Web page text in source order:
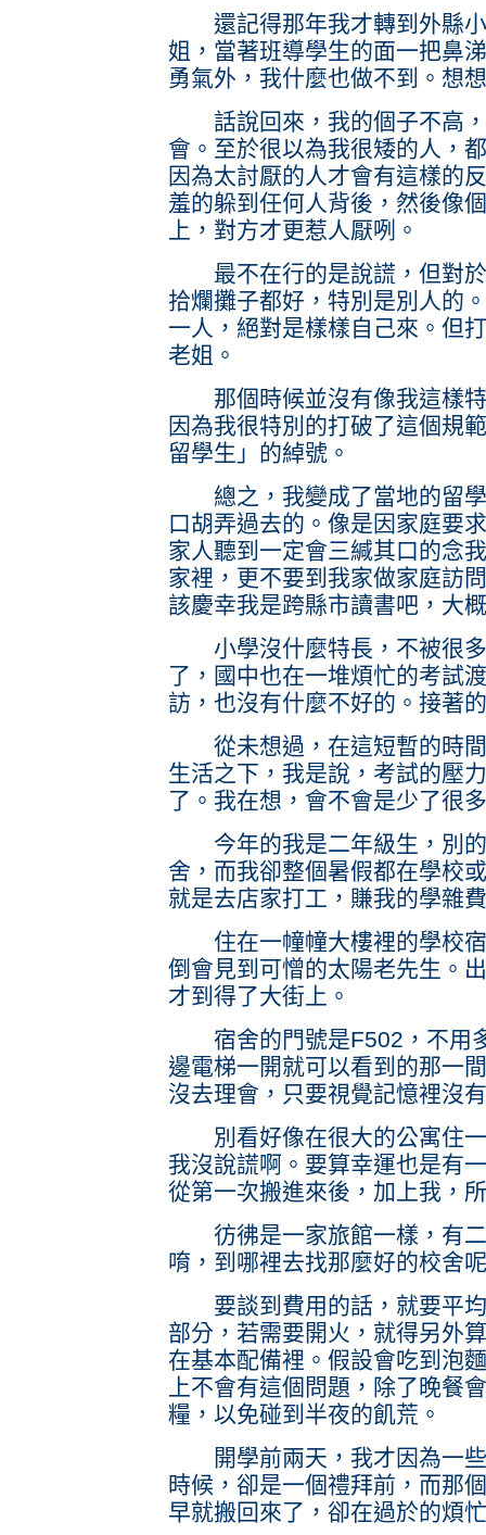
還記得那年我才轉到外縣小
姐，當著班導學生的面一把鼻
勇氣外，我什麼也做不到。想
話說回來，我的個子不高，
會。至於很以為我很矮的人，
因為太討厭的人才會有這樣的
羞的躲到任何人背後，然後像
上，對方才更惹人厭咧。
最不在行的是說謊，但對於
拾爛攤子都好，特別是別人的
一人，絕對是樣樣自己來。但
老姐。
那個時候並沒有像我這樣特
因為我很特別的打破了這個規
留學生」的綽號。
總之，我變成了當地的留學
口胡弄過去的。像是因家庭要
家人聽到一定會三緘其口的念
家裡，更不要到我家做家庭訪
該慶幸我是跨縣市讀書吧，大
小學沒什麼特長，不被很多
了，國中也在一堆煩忙的考試
訪，也沒有什麼不好的。接著
從未想過，在這短暫的時間
生活之下，我是說，考試的壓
了。我在想，會不會是少了很
今年的我是二年級生，別的
舍，而我卻整個暑假都在學校
就是去店家打工，賺我的學雜
住在一幢幢大樓裡的學校宿
倒會見到可憎的太陽老先生。
才到得了大街上。
宿舍的門號是F502，不用
邊電梯一開就可以看到的那一
沒去理會，只要視覺記憶裡沒
別看好像在很大的公寓住一
我沒說謊啊。要算幸運也是有
從第一次搬進來後，加上我，
彷彿是一家旅館一樣，有二
唷，到哪裡去找那麼好的校舍
要談到費用的話，就要平均
部分，若需要開火，就得另外
在基本配備裡。假設會吃到泡
上不會有這個問題，除了晚餐
糧，以免碰到半夜的飢荒。
開學前兩天，我才因為一些
時候，卻是一個禮拜前，而那
早就搬回來了，卻在過於的煩